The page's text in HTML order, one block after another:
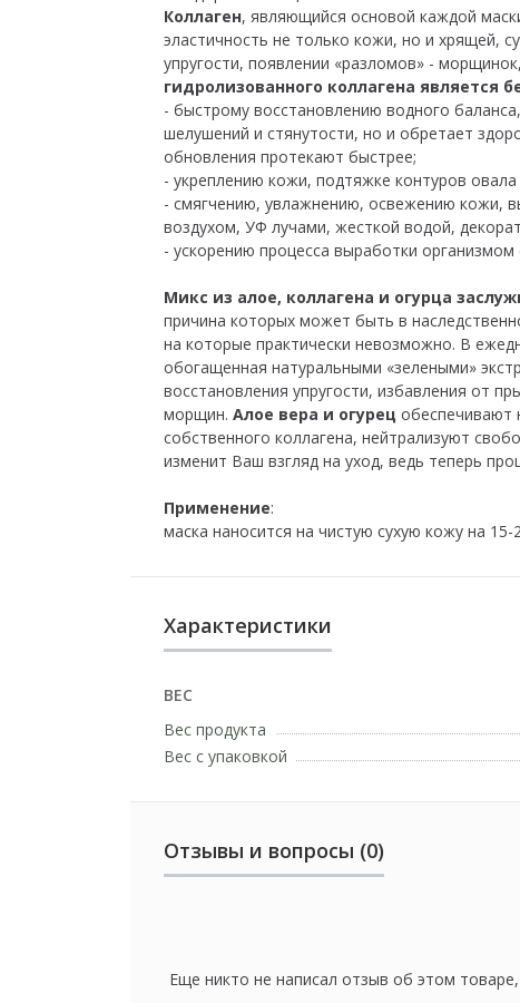
Коллаген, являющийся основой каждой
эластичность не только кожи, но и хрящей,
упругости, появлении «разломов» -
гидролизованного коллагена является
- быстрому восстановлению водного
шелушений и стянутости, но и обретает
обновления протекают быстрее;
- укреплению кожи, подтяжке контуров
- смягчению, увлажнению, освежению кожи,
воздухом, УФ лучами, жесткой водой,
- ускорению процесса выработки
Микс из алое, коллагена и огурца
причина которых может быть в
на которые практически невозможно. В
обогащенная натуральными «зелеными»
восстановления упругости, избавления от
морщин. Алое вера и огурец обеспечивают
собственного коллагена, нейтрализуют
изменит Ваш взгляд на уход, ведь теперь
Применение:
маска наносится на чистую сухую кожу на
Характеристики
ВЕС
Вес продукта
Вес с упаковкой
Отзывы и вопросы (0)
Еще никто не написал отзыв об этом